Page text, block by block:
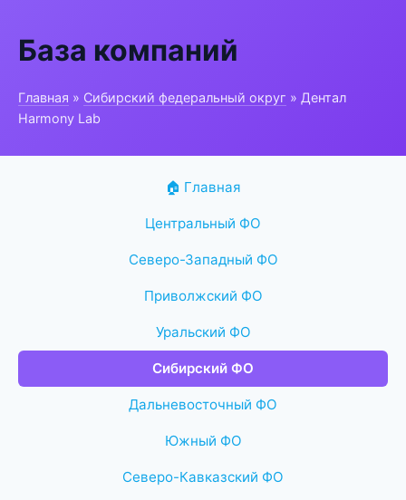
База компаний
Главная » Сибирский федеральный округ » Дентал
Harmony Lab
🏠 Главная
Центральный ФО
Северо-Западный ФО
Приволжский ФО
Уральский ФО
Сибирский ФО
Дальневосточный ФО
Южный ФО
Северо-Кавказский ФО